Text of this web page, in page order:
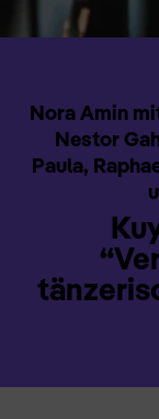
Nora Amin
Nestor
Paula,